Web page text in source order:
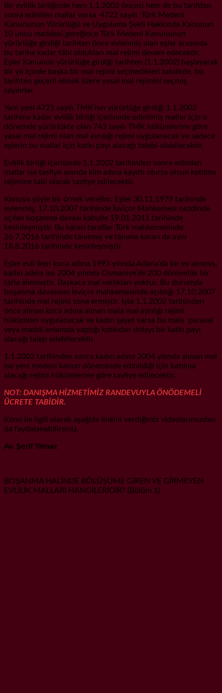
Bir evlilik birliğinde hem 1.1.2002 öncesi hem de bu tarihten
sonra edinilen mallar varsa 4722 sayılı Türk Medenî
Kanununun Yürürlüğü ve Uygulama Şekli Hakkında Kanunun
10 uncu maddesi gereğince Türk Medenî Kanununun
yürürlüğe girdiği tarihten önce evlenmiş olan eşler arasında
bu tarihe kadar tâbi oldukları mal rejimi devam edecektir.
Eşler Kanunun yürürlüğe girdiği tarihten (1.1.2002) başlayarak
bir yıl içinde başka bir mal rejimi seçmedikleri takdirde, bu
tarihten geçerli olmak üzere yasal mal rejimini seçmiş
sayılırlar.
Yani yeni 4721 sayılı TMK’nın yürürlüğe girdiği 1.1.2002
tarihine kadar evlilik birliği içerisinde edinilmiş mallar için o
dönemde yürürlükte olan 743 sayılı TMK hükümlerine göre
yasal mal rejimi olan mal ayrılığı rejimi uygulanacak ve sadece
eşlerin bu mallar için katkı payı alacağı talebi olabilecektir.
Evlilik birliği içerisinde 1.1.2002 tarihinden sonra edinilen
mallar ise tasfiye anında kim adına kayıtlı olursa olsun katılma
rejimine tabi olarak tasfiye edilecektir.
Konuya şöyle bir örnek verelim. Eşler 30.11.1979 tarihinde
evlenmiş, 17.10.2007 tarihinde İsviçre Mahkemesi nezdinde
açılan boşanma davası kabulle 19.01.2011 tarihinde
kesinleşmiştir. Bu kararı taraflar Türk mahkemesinde
26.7.2016 tarihinde tanıtmış ve tanıma kararı da aynı
18.8.2016 tarihinde kesinleşmiştir.
Eşler evli iken koca adına 1993 yılında Adana’da bir ev alınmış,
kadın adına ise 2004 yılında Osmaniye’de 200 dönümlük bir
tarla alınmıştır. Başkaca mal varlıkları yoktur. Bu durumda
boşanma davasının İsviçre mahkemesinde açıldığı 17.10.2007
tarihinde mal rejimi sona ermiştir. İşte 1.1.2002 tarihinden
önce alınan koca adına alınan mala mal ayrılığı rejimi
hükümleri uygulanacak ve kadın şayet varsa bu mala parasal
veya maddi anlamda yaptığı katkıdan dolayı bir katkı payı
alacağı talep edebilecektir.
1.1.2002 tarihinden sonra kadın adına 2004 yılında alınan mal
ise yeni medeni kanun döneminde edinildiği için katılma
alacağı rejimi hükümlerine göre tasfiye edilecektir.
NOT: DANIŞMA HİZMETİMİZ RANDEVUYLA ÖNÖDEMELİ
ÜCRETE TABİDİR.
Konu ile ilgili olarak aşağıda linkini verdiğimiz videolarımızdan
da faydalanabilirsiniz.
Av. Şerif Yılmaz
BOŞANMA HALİNDE BÖLÜŞÜME GİREN VE GİRMEYEN
EVLİLİK MALLARI HANGİLERİDİR? (Bölüm 1)